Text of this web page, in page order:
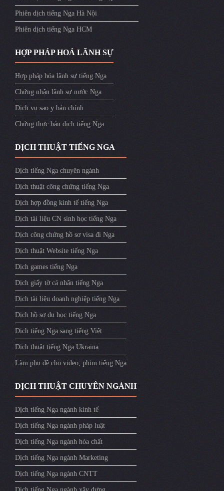
Phiên dịch tiếng Nga Hà Nội
Phiên dịch tiếng Nga HCM
HỢP PHÁP HOÁ LÃNH SỰ
Hợp pháp hóa lãnh sự tiếng Nga
Chứng nhận lãnh sự nước Nga
Dịch vụ sao y bản chính
Chứng thực bản dịch tiếng Nga
DỊCH THUẬT TIẾNG NGA
Dịch tiếng Nga chuyên ngành
Dịch thuật công chứng tiếng Nga
Dịch hợp đồng kinh tế tiếng Nga
Dịch tài liệu CN sinh học tiếng Nga
Dịch công chứng hồ sơ visa đi Nga
Dịch thuật Website tiếng Nga
Dịch games tiếng Nga
Dịch giấy tờ cá nhân tiếng Nga
Dịch tài liệu doanh nghiệp tiếng Nga
Dịch hồ sơ du học tiếng Nga
Dịch tiếng Nga sang tiếng Việt
Dịch thuật tiếng Nga Ukraina
Làm phụ đề cho video, phim tiếng Nga
DỊCH THUẬT CHUYÊN NGÀNH
Dịch tiếng Nga ngành kinh tế
Dịch tiếng Nga ngành pháp luật
Dịch tiếng Nga ngành hóa chất
Dịch tiếng Nga ngành Marketing
Dịch tiếng Nga ngành CNTT